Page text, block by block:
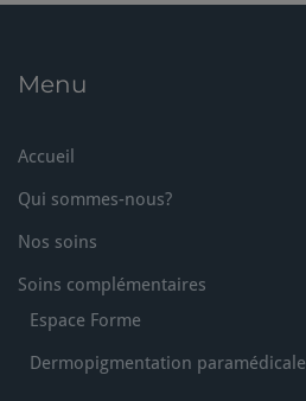
Menu
Accueil
Qui sommes-nous?
Nos soins
Soins complémentaires
Espace Forme
Dermopigmentation paramédicale